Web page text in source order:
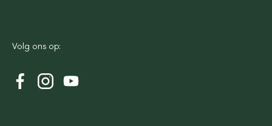
Volg ons op: